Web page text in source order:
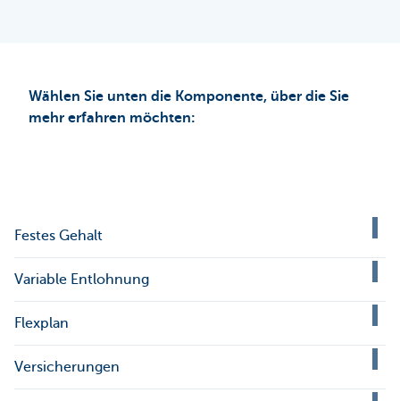
Wählen Sie unten die Komponente, über die Sie
mehr erfahren möchten:
Festes Gehalt
Variable Entlohnung
Flexplan
Versicherungen